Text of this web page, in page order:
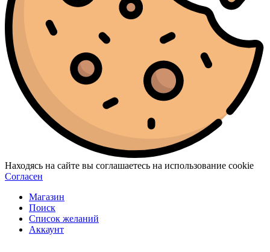
Находясь на сайте вы соглашаетесь на использование cookie
Согласен
Магазин
Поиск
Список желаний
Аккаунт